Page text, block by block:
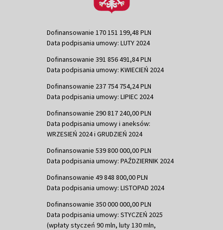
Dofinansowanie 170 151 199,48 PLN
Data podpisania umowy: LUTY 2024
Dofinansowanie 391 856 491,84 PLN
Data podpisania umowy: KWIECIEŃ 2024
Dofinansowanie 237 754 754,24 PLN
Data podpisania umowy: LIPIEC 2024
Dofinansowanie 290 817 240,00 PLN
Data podpisania umowy i aneksów:
WRZESIEŃ 2024 i GRUDZIEŃ 2024
Dofinansowanie 539 800 000,00 PLN
Data podpisania umowy: PAŹDZIERNIK 2024
Dofinansowanie 49 848 800,00 PLN
Data podpisania umowy: LISTOPAD 2024
Dofinansowanie 350 000 000,00 PLN
Data podpisania umowy: STYCZEŃ 2025
(wpłaty styczeń 90 mln, luty 130 mln,